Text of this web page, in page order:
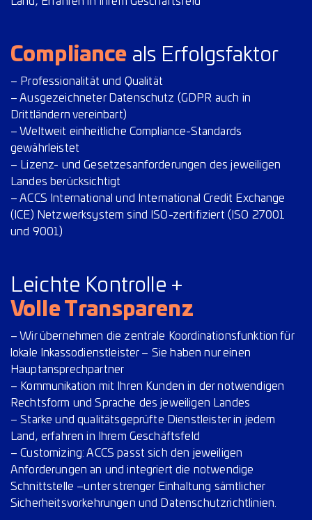
Compliance als Erfolgsfaktor
– Professionalität und Qualität
– Ausgezeichneter Datenschutz (GDPR auch in
Drittländern vereinbart)
– Weltweit einheitliche Compliance-Standards
gewährleistet
– Lizenz- und Gesetzesanforderungen des jeweiligen
Landes berücksichtigt
– ACCS International und International Credit Exchange
(ICE) Netzwerksystem sind ISO-zertifiziert (ISO 27001
und 9001)
Leichte Kontrolle +
Volle Transparenz
– Wir übernehmen die zentrale Koordinationsfunktion für
lokale Inkassodienstleister – Sie haben nur einen
Hauptansprechpartner
– Kommunikation mit Ihren Kunden in der notwendigen
Rechtsform und Sprache des jeweiligen Landes
– Starke und qualitätsgeprüfte Dienstleister in jedem
Land, erfahren in Ihrem Geschäftsfeld
– Customizing: ACCS passt sich den jeweiligen
Anforderungen an und integriert die notwendige
Schnittstelle –unter strenger Einhaltung sämtlicher
Sicherheitsvorkehrungen und Datenschutzrichtlinien.